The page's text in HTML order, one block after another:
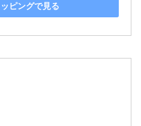
ピングで見る